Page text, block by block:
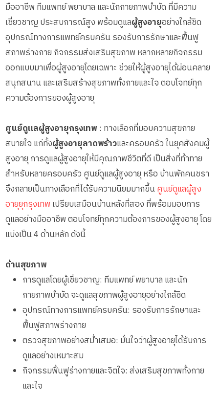
มืออาชีพ ทีมแพทย์ พยาบาล และนักกายภาพบำบัด ที่มีความ
เชี่ยวชาญ ประสบการณ์สูง พร้อมดูแลผู้สูงอายุอย่างใกล้ชิด
อุปกรณ์ทางการแพทย์ครบครัน รองรับการรักษาและฟื้นฟู
สภาพร่างกาย กิจกรรมส่งเสริมสุขภาพ หลากหลายกิจกรรม
ออกแบบมาเพื่อผู้สูงอายุโดยเฉพาะ ช่วยให้ผู้สูงอายุได้ผ่อนคลาย
สนุกสนาน และเสริมสร้างสุขภาพทั้งกายและใจ ตอบโจทย์ทุก
ความต้องการของผู้สูงอายุ
ศูนย์ดูแลผู้สูงอายุกรุงเทพ : ทางเลือกที่มอบความสุขกาย
สบายใจ แก่ทั้งผู้สูงอายุลาดพร้าวและครอบครัว ในยุคสังคมผู้
สูงอายุ การดูแลผู้สูงอายุให้มีคุณภาพชีวิตที่ดี เป็นสิ่งที่ท้าทาย
สำหรับหลายครอบครัว ศูนย์ดูแลผู้สูงอายุ หรือ บ้านพักคนชรา
จึงกลายเป็นทางเลือกที่ได้รับความนิยมมากขึ้นศูนย์ดูแลผู้สูง
อายุยุกรุงเทพเปรียบเสมือนบ้านหลังที่สอง ที่พร้อมมอบการ
ดูแลอย่างมืออาชีพ ตอบโจทย์ทุกความต้องการของผู้สูงอายุ โดย
แบ่งเป็น 4 ด้านหลัก ดังนี้
ด้านสุขภาพ
การดูแลโดยผู้เชี่ยวชาญ: ทีมแพทย์ พยาบาล และนัก
กายภาพบำบัด จะดูแลสุขภาพผู้สูงอายุอย่างใกล้ชิด
อุปกรณ์ทางการแพทย์ครบครัน: รองรับการรักษาและ
ฟื้นฟูสภาพร่างกาย
ตรวจสุขภาพอย่างสม่ำเสมอ: มั่นใจว่าผู้สูงอายุได้รับการ
ดูแลอย่างเหมาะสม
กิจกรรมฟื้นฟูร่างกายและจิตใจ: ส่งเสริมสุขภาพทั้งกาย
และใจ